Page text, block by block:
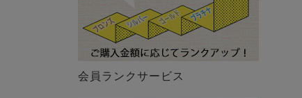
会員ランクサービス